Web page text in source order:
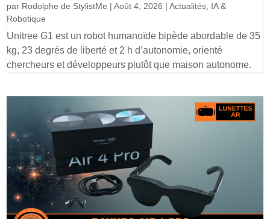
par Rodolphe de StylistMe |Août 4, 2026 |Actualités IA &
Robotique
Unitree G1 est un robot humanoïde bipède abordable de 35
kg, 23 degrés de liberté et 2 h d’autonomie, orienté
chercheurs et développeurs plutôt que maison autonome.